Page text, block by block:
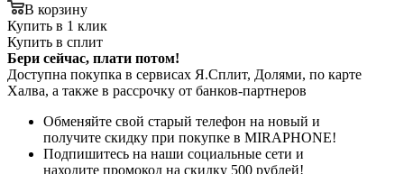
В корзину
Купить в 1 клик
Купить в сплит
Бери сейчас, плати потом!
Доступна покупка в сервисах Я.Сплит, Долями, по карте
Халва, а также в рассрочку от банков-партнеров
Обменяйте свой старый телефон на новый и
получите скидку при покупке в MIRAPHONE!
Подпишитесь на наши социальные сети и
находите промокод на скидку 500 рублей!